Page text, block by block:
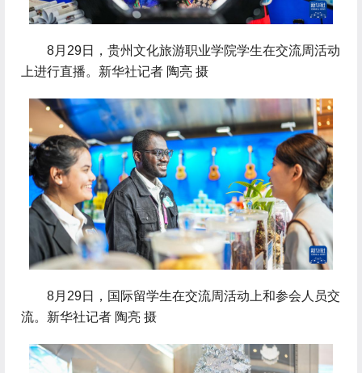
8月29日，贵州文化旅游职业学院学生在交流周活动
上进行直播。新华社记者 陶亮 摄
8月29日，国际留学生在交流周活动上和参会人员交
流。新华社记者 陶亮 摄